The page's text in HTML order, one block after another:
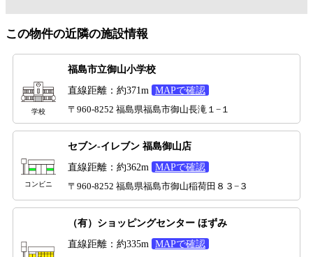
この物件の近隣の施設情報
学校
福島市立御山小学校
直線距離：約371m
MAPで確認
〒960-8252 福島県福島市御山長滝１−１
コンビニ
セブン-イレブン 福島御山店
直線距離：約362m
MAPで確認
〒960-8252 福島県福島市御山稲荷田８３−３
（有）ショッピングセンター ほずみ
直線距離：約335m
MAPで確認